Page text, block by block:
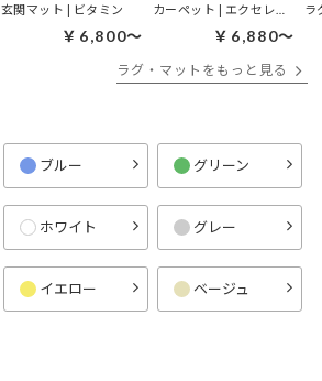
玄関マット | ビタミン
￥6,800～ ￥6,880～
ラ
ラグ・マットをもっと見る
ブルー グリーン
ホワイト グレー
イエロー ベージュ